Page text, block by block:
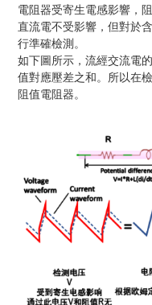
電阻器受寄生電感影響，
直流電不受影響，但對於
行準確檢測。
如下圖所示，流經交流電
值對應壓差之和。所以在
阻值電阻器。